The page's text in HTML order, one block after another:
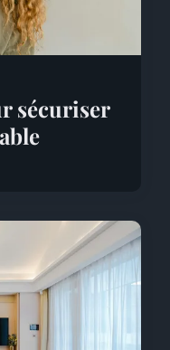
sécuriser